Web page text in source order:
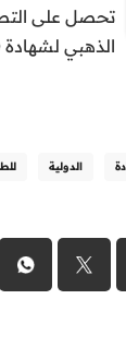
تحصل على
الذهبي لشهادة LEED
الدولية